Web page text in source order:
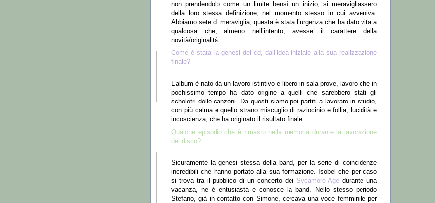
non prendendolo come un limite bensì un inizio, si meravigliassero
della loro stessa definizione, nel momento stesso in cui avveniva.
Abbiamo sete di meraviglia, questa è stata l ’urgenza che ha dato vita a
qualcosa che, almeno nell ’intento, avesse il carattere della
novità/originalità.
Comeè stata la genesi del cd, dall ’idea iniziale alla sua realizzazione
finale?
L’album è nato da un lavoro istintivo e libero in sala prove, lavoro che in
pochissimo tempo ha dato origine a quelli che sarebbero stati gli
scheletri delle canzoni. Da questi siamo poi partiti a lavorare in studio,
con più calma e quello strano miscuglio di raziocinio e follia, lucidità e
incoscienza, che ha originato il risultato finale.
Qualche episodio che è rimasto nella memoria durante la lavorazione
del disco?
Sicuramente la genesi stessa della band, per la serie di coincidenze
incredibili che hanno portato alla sua formazione. Isobel che per caso
si trova tra il pubblico di un concerto dei Sycamore Age durante una
vacanza, neè entusiasta e conosce la band. Nello stesso periodo
Stefano, già in contatto con Simone, cercava una voce femminile per